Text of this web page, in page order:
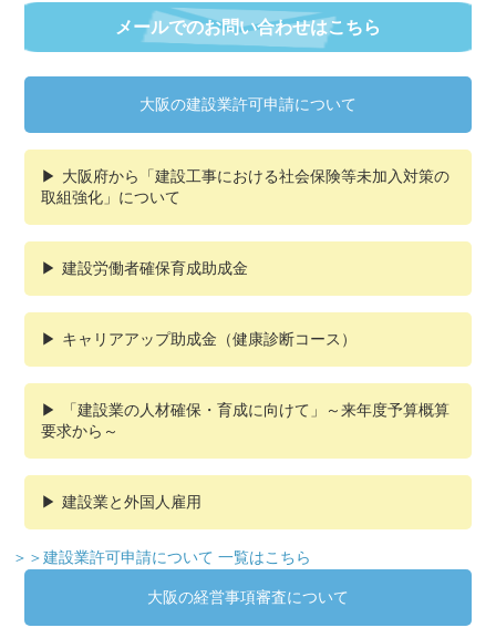
メールでのお問い合わせはこちら
大阪の建設業許可申請について
大阪府から「建設工事における社会保険等未加入対策の
取組強化」について
建設労働者確保育成助成金
キャリアアップ助成金（健康診断コース）
「建設業の人材確保・育成に向けて」～来年度予算概算
要求から～
建設業と外国人雇用
＞＞建設業許可申請について 一覧はこちら
大阪の経営事項審査について